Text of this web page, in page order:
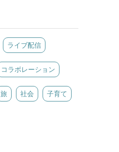
ライブ配信
コラボレーション
旅 社会 子育て